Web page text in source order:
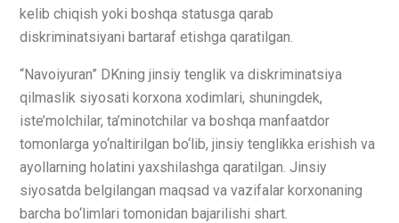
kelib chiqish yoki boshqa statusga qarab
diskriminatsiyani bartaraf etishga qaratilgan.
“Navoiyuran” DKning jinsiy tenglik va diskriminatsiya
qilmaslik siyosati korxona xodimlari, shuningdek,
iste’molchilar, ta’minotchilar va boshqa manfaatdor
tomonlarga yo‘naltirilgan bo‘lib, jinsiy tenglikka erishish va
ayollarning holatini yaxshilashga qaratilgan. Jinsiy
siyosatda belgilangan maqsad va vazifalar korxonaning
barcha bo‘limlari tomonidan bajarilishi shart.